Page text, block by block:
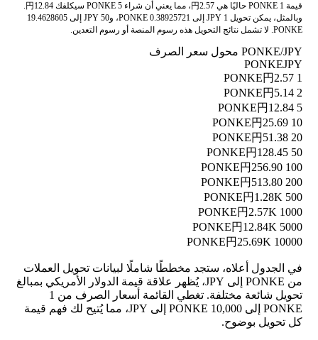
قيمة 1 PONKE حاليًا هي 円2.57، مما يعني أن شراء 5 PONKE سيكلفك 円12.84.
وبالمثل، يمكن تحويل 1 JPY إلى 0.38925721 PONKE، و50 JPY إلى 19.4628605
PONKE. لا تشمل نتائج التحويل هذه رسوم المنصة أو رسوم التعدين.
PONKE/JPY محول سعر الصرف
PONKEJPY
1 PONKE
円2.57
2 PONKE
円5.14
5 PONKE
円12.84
10 PONKE
円25.69
20 PONKE
円51.38
50 PONKE
円128.45
100 PONKE
円256.90
200 PONKE
円513.80
500 PONKE
円1.28K
1000 PONKE
円2.57K
5000 PONKE
円12.84K
10000 PONKE
円25.69K
في الجدول أعلاه، ستجد مخططًا شاملًا لبيانات تحويل العملات
من PONKE إلى JPY، يُظهر علاقة قيمة الدولار الأمريكي بمبالغ
تحويل شائعة مختلفة. تغطي القائمة أسعار الصرف من 1
PONKE إلى 10,000 PONKE إلى JPY، مما يُتيح لك فهم قيمة
كل تحويل بوضوح.